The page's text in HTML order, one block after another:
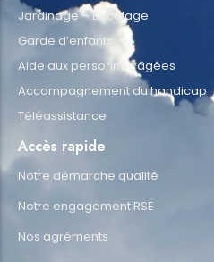
Jardinage – Bricolage
Garde d’enfants
Aide aux personnes âgées
Accompagnement du handicap
Téléassistance
Accès rapide
Notre démarche qualité
Notre engagement RSE
Nos agréments